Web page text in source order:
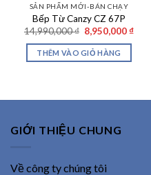
SẢN PHẨM MỚI-BÁN CHẠY
Bếp Từ Canzy CZ 67P
14,990,000₫ Giá
gốc
là:
14,990,000 ₫.
8,950,000 ₫Giá
THÊM VÀO GIỎ HÀNG
GIỚI THIỆU CHUNG
Về công ty chúng tôi